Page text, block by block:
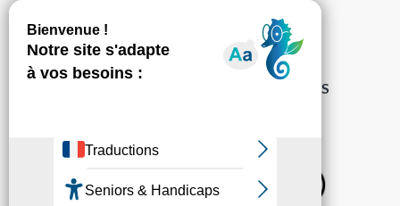
Sur les réseaux
MENTIONS LÉGALES
PROTECTION DES DONNÉES
POLITIQUE DE GESTION DES COOKIES